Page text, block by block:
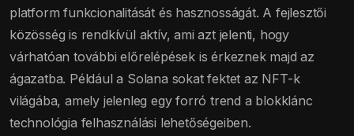
platform funkcionalitását és hasznosságát. A fejlesztői
közösség is rendkívül aktív, ami azt jelenti, hogy
várhatóan további előrelépések is érkeznek majd az
ágazatba. Például a Solana sokat fektet az NFT-k
világába, amely jelenleg egy forró trend a blokklánc
technológia felhasználási lehetőségeiben.